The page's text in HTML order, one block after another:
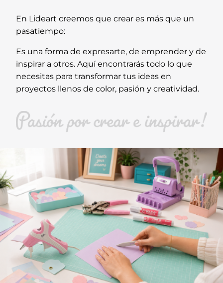
En Lideart creemos que crear es más que un
pasatiempo:
Es una forma de expresarte, de emprender y de
inspirar a otros. Aquí encontrarás todo lo que
necesitas para transformar tus ideas en
proyectos llenos de color, pasión y creatividad.